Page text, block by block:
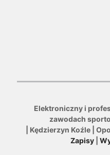
Elektroniczny i
zawodach
| Kędzierzyn Koźle |
Zapisy